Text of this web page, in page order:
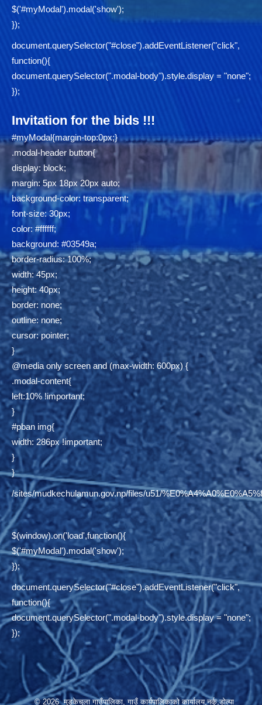
$('#myModal').modal('show');
});
document.querySelector("#close").addEventListener("click",
function(){
document.querySelector(".modal-body").style.display = "none";
});
Invitation for the bids !!!
#myModal{margin-top:0px;}
.modal-header button{
display: block;
margin: 5px 18px 20px auto;
background-color: transparent;
font-size: 30px;
color: #ffffff;
background: #03549a;
border-radius: 100%;
width: 45px;
height: 40px;
border: none;
outline: none;
cursor: pointer;
}
@media only screen and (max-width: 600px) {
.modal-content{
left:10% !important;
}
#pban img{
width: 286px !important;
}
}
/sites/mudkechulamun.gov.np/files/u51/
$(window).on('load',function(){
$('#myModal').modal('show');
});
document.querySelector("#close").addEventListener("click",
function(){
document.querySelector(".modal-body").style.display = "none";
});
© 2026 मुड्केचुला गाउँपालिका, गाउँ कार्यपालिकाको कार्यालय,नर्कु,डोल्पा